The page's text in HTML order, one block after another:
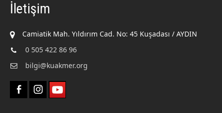
İletişim
Camiatik Mah. Yıldırım Cad. No: 45 Kuşadası / AYDIN
0 505 422 86 96
bilgi@kuakmer.org